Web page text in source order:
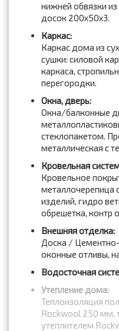
нижней обвязки
досок 200x50x3.
Каркас:
Каркас дома из
сушки: силовой
каркаса,
перегородки.
Окна, дверь:
Окна/балконные
стеклопакетом.
металлическая с
Кровельная
Кровельное
металлочерепица
изделий, гидро
обрешетка, контр
Внешняя отделка:
Доска /
оконные отливы,
Водосточная
Утепление дома:
Теплоизоляция
Rockwool 250 мм,
утеплителем